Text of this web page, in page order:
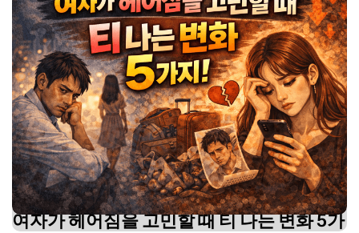
한 사람이구나.”“별로 신경 안 쓰는 타입인가 보다.”“이 정도
는 괜찮아하는 것 같네.” 하지만 꼭 그렇지는…
여자가 헤어짐을 고민할 때 티 나는 변화 5가